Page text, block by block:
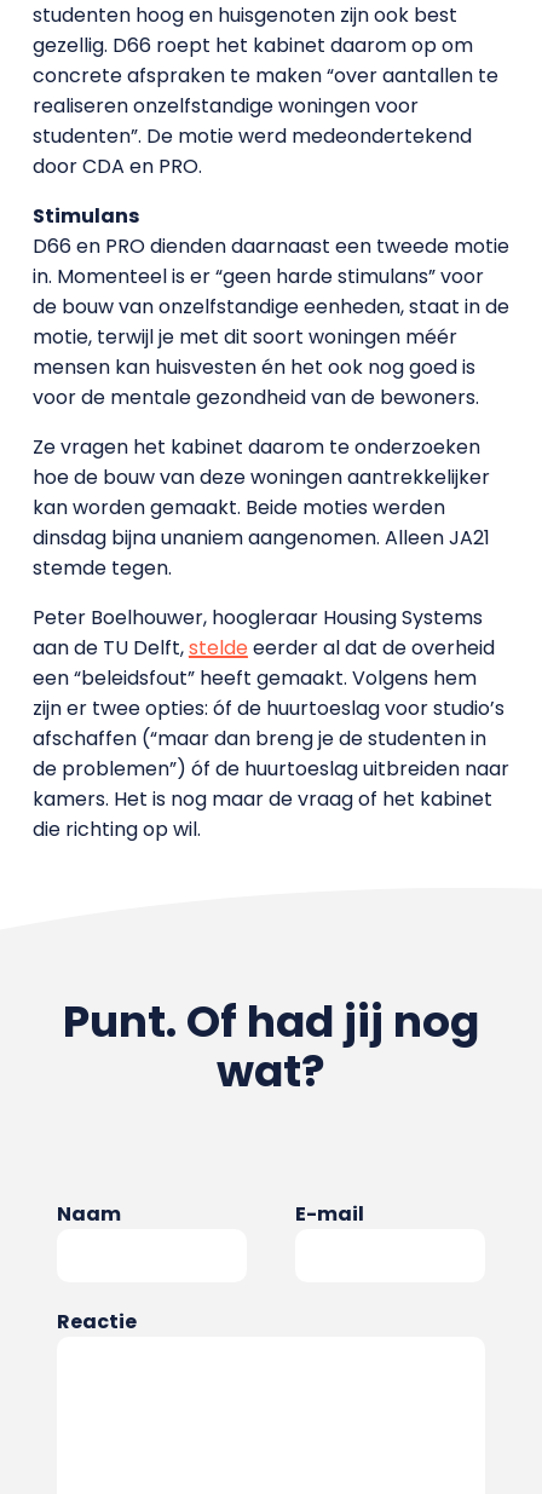
studenten hoog en huisgenoten zijn ook best
gezellig. D66 roept het kabinet daarom op om
concrete afspraken te maken “over aantallen te
realiseren onzelfstandige woningen voor
studenten”. De motie werd medeondertekend
door CDA en PRO.
Stimulans
D66 en PRO dienden daarnaast een tweede motie
in. Momenteel is er “geen harde stimulans” voor
de bouw van onzelfstandige eenheden, staat in de
motie, terwijl je met dit soort woningen méér
mensen kan huisvesten én het ook nog goed is
voor de mentale gezondheid van de bewoners.
Ze vragen het kabinet daarom te onderzoeken
hoe de bouw van deze woningen aantrekkelijker
kan worden gemaakt. Beide moties werden
dinsdag bijna unaniem aangenomen. Alleen JA21
stemde tegen.
Peter Boelhouwer, hoogleraar Housing Systems
aan de TU Delft,steldeeerder al dat de overheid
een “beleidsfout” heeft gemaakt. Volgens hem
zijn er twee opties: óf de huurtoeslag voor studio’s
afschaffen (“maar dan breng je de studenten in
de problemen”) óf de huurtoeslag uitbreiden naar
kamers. Het is nog maar de vraag of het kabinet
die richting op wil.
Punt. Of had jij nog
wat?
Naam E-mail
Reactie